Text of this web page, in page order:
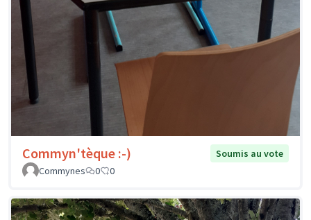
Commyn'tèque :-)
Soumis au vote
Commynes
0 0